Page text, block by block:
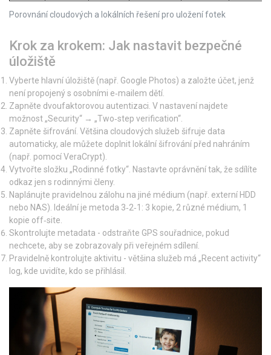
Porovnání cloudových a lokálních řešení pro uložení fotek
Krok za krokem: Jak nastavit bezpečné
úložiště
Vyberte hlavní úložiště (např. Google Photos) a založte účet, jenž
není propojený s osobními e‑mailem dětí.
Zapněte dvoufaktorovou autentizaci. V nastavení najdete
možnost „Security“ → „Two‑step verification“.
Zapněte šifrování. Většina cloudových služeb šifruje data
automaticky, ale můžete doplnit lokální šifrování před nahráním
(např. pomocí VeraCrypt).
Vytvořte složku „Rodinné fotky“. Nastavte oprávnění tak, že sdílíte
odkaz jen s rodinnými členy.
Naplánujte pravidelnou zálohu na jiné médium (např. externí HDD
nebo NAS). Ideální je metoda 3‑2‑1: 3 kopie, 2 různé médium, 1
kopie off‑site.
Skontrolujte metadata - odstraňte GPS souřadnice, pokud
nechcete, aby se zobrazovaly při veřejném sdílení.
Pravidelně kontrolujte aktivitu - většina služeb má „Recent activity“
log, kde uvidíte, kdo se přihlásil.